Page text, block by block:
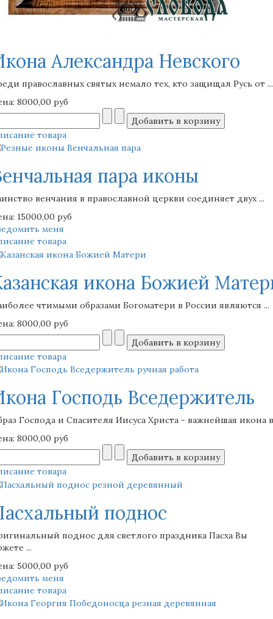
Александра Невского
православных святых немало тех, кто защищал Русь от ...
8000,00 руб
товара
пара иконы
венчания в православной церкви соединяет двух ...
15000,00 руб
меня
товара
икона Божией
чтимыми образами Богоматери в России являются ...
8000,00 руб
товара
Господь Вседержитель
Господа и Спасителя Иисуса Христа - важнейшая икона
8000,00 руб
товара
поднос
поднос для светлого праздника Пасха Вы
...
5000,00 руб
меня
товара